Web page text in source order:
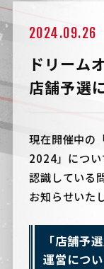
2024.09.26
ドリーム
店舗予選
現在開催中の
2024」につ
認識している
お知らせいた
「店舗予
運営につ